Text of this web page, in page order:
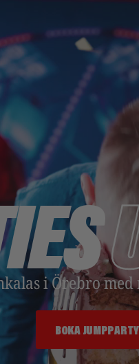
i Örebro
BOKA JUMPPARTY